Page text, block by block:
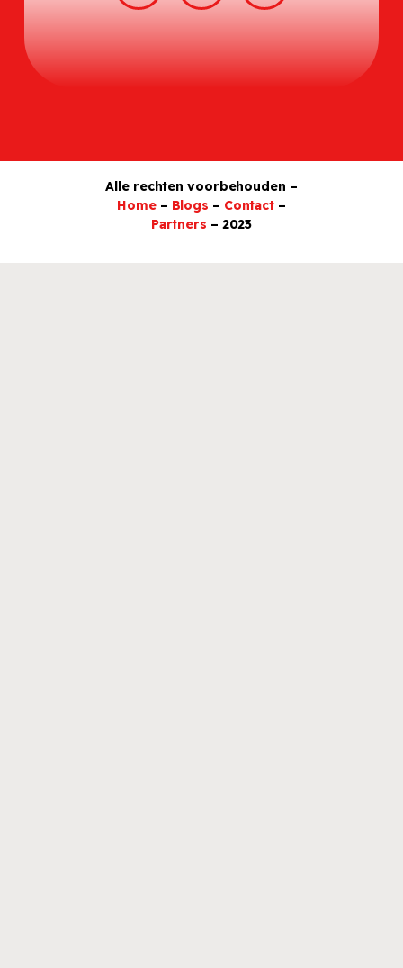
Alle rechten voorbehouden –
Home– Blogs – Contact –
Partners – 2023